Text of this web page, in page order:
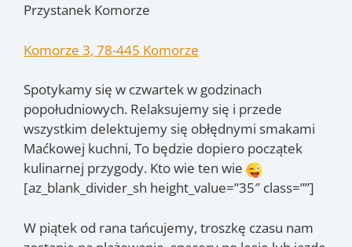
Przystanek Komorze
Komorze 3, 78-445 Komorze
Spotykamy się w czwartek w godzinach
popołudniowych. Relaksujemy się i przede
wszystkim delektujemy się obłędnymi smakami
Maćkowej kuchni, To będzie dopiero początek
kulinarnej przygody. Kto wie ten wie
[az_blank_divider_sh height_value=”35″ class=””]
W piątek od rana tańcujemy, troszkę czasu nam